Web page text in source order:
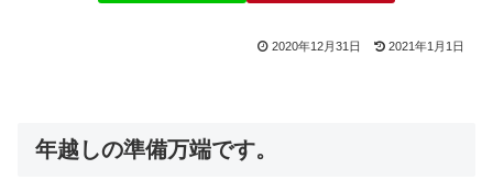
2020年12月31日 2021年1月1日
年越しの準備万端です。